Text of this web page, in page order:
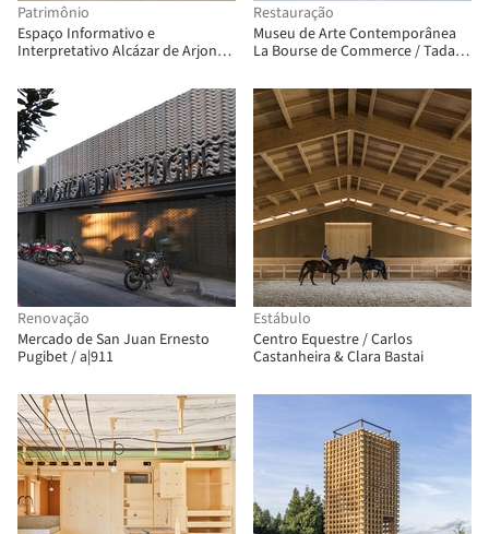
Patrimônio
Espaço Informativo e
Interpretativo Alcázar de Arjona /
Patrimonio
Restauração
Museu de Arte Contemporânea
La Bourse de Commerce / Tadao
NeM Architectes + Pierre-Antoine
Gatier
Renovação
Mercado de San Juan Ernesto
Pugibet / a|911
Estábulo
Centro Equestre / Carlos
Castanheira & Clara Bastai